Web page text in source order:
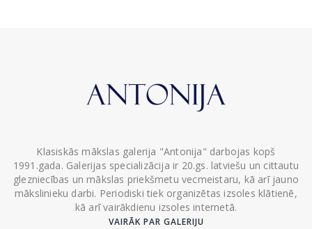
Klasiskās mākslas galerija "Antonija" darbojas kopš
1991.gada. Galerijas specializācija ir 20.gs. latviešu un cittautu
glezniecības un mākslas priekšmetu vecmeistaru, kā arī jauno
mākslinieku darbi. Periodiski tiek organizētas izsoles klātienē,
kā arī vairākdienu izsoles internetā.
VAIRĀK PAR GALERIJU